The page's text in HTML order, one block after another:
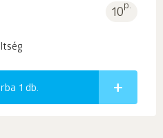
10p.
1 db.